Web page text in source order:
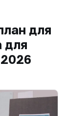
для
для